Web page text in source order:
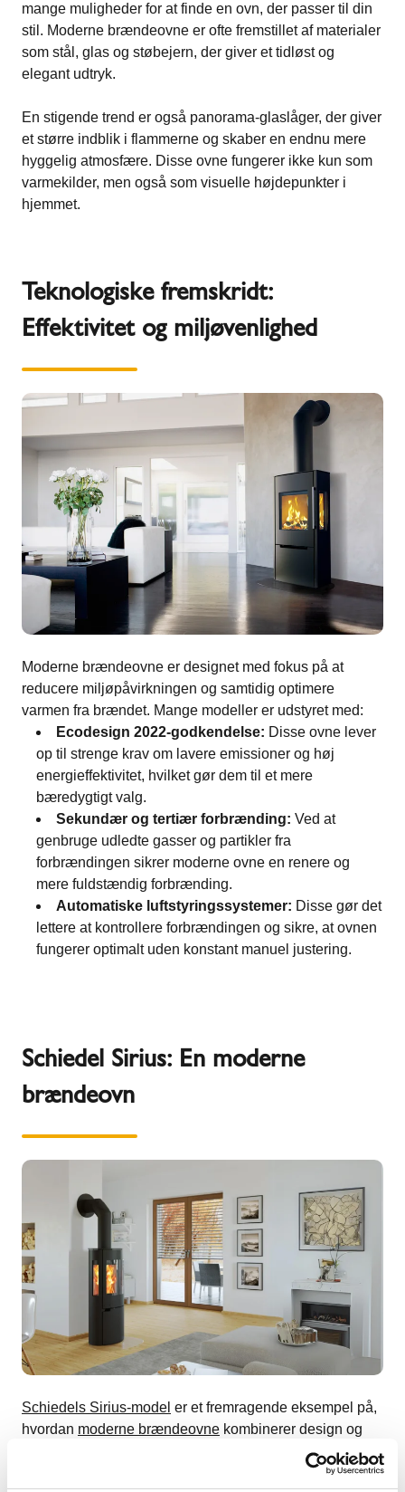
mange muligheder for at finde en ovn, der passer til din
stil. Moderne brændeovne er ofte fremstillet af materialer
som stål, glas og støbejern, der giver et tidløst og
elegant udtryk.
En stigende trend er også panorama-glaslåger, der giver
et større indblik i flammerne og skaber en endnu mere
hyggelig atmosfære. Disse ovne fungerer ikke kun som
varmekilder, men også som visuelle højdepunkter i
hjemmet.
Teknologiske fremskridt:
Effektivitet og miljøvenlighed
Moderne brændeovne er designet med fokus på at
reducere miljøpåvirkningen og samtidig optimere
varmen fra brændet. Mange modeller er udstyret med:
Ecodesign 2022-godkendelse: Disse ovne lever
op til strenge krav om lavere emissioner og høj
energieffektivitet, hvilket gør dem til et mere
bæredygtigt valg.
Sekundær og tertiær forbrænding: Ved at
genbruge udledte gasser og partikler fra
forbrændingen sikrer moderne ovne en renere og
mere fuldstændig forbrænding.
Automatiske luftstyringssystemer: Disse gør det
lettere at kontrollere forbrændingen og sikre, at ovnen
fungerer optimalt uden konstant manuel justering.
Schiedel Sirius: En moderne
brændeovn
Schiedels Sirius-model er et fremragende eksempel på,
hvordan moderne brændeovne kombinerer design og
teknologi. Denne ovn er udviklet med fokus på både
funktionalitet og æstetik, hvilket gør den til et populært